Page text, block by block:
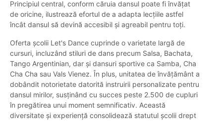
Principiul central, conform căruia dansul poate fi învățat
de oricine, ilustrează efortul de a adapta lecțiile astfel
încât dansul să devină accesibil și agreabil pentru toți.
Oferta școlii Let's Dance cuprinde o varietate largă de
cursuri, incluzând stiluri de dans precum Salsa, Bachata,
Tango Argentinian, dar și dansuri sportive ca Samba, Cha
Cha Cha sau Vals Vienez. În plus, unitatea de învățământ a
dobândit notorietate datorită instruirii personalizate pentru
dansul mirilor, susținând cu succes peste 2.500 de cupluri
în pregătirea unui moment semnificativ. Această
diversitate și experiență consolidează statutul școlii drept